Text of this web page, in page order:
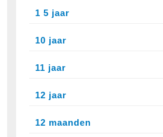
1 5 jaar
10 jaar
11 jaar
12 jaar
12 maanden